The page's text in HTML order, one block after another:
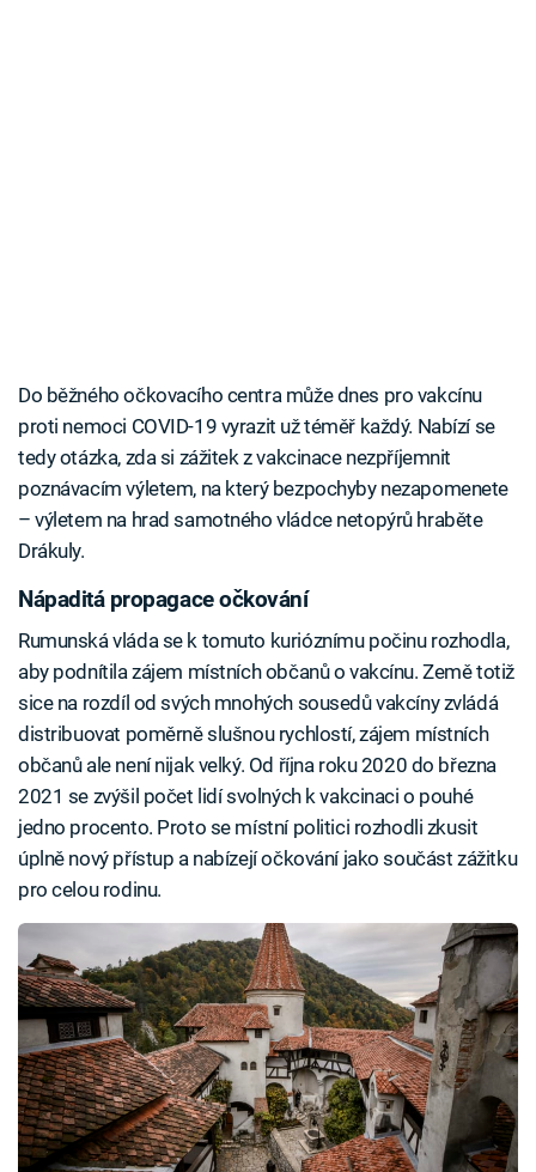
Do běžného očkovacího centra může dnes pro vakcínu
proti nemoci COVID-19 vyrazit už téměř každý. Nabízí se
tedy otázka, zda si zážitek z vakcinace nezpříjemnit
poznávacím výletem, na který bezpochyby nezapomenete
– výletem na hrad samotného vládce netopýrů hraběte
Drákuly.
Nápaditá propagace očkování
Rumunská vláda se k tomuto kurióznímu počinu rozhodla,
aby podnítila zájem místních občanů o vakcínu. Země totiž
sice na rozdíl od svých mnohých sousedů vakcíny zvládá
distribuovat poměrně slušnou rychlostí, zájem místních
občanů ale není nijak velký. Od října roku 2020 do března
2021 se zvýšil počet lidí svolných k vakcinaci o pouhé
jedno procento. Proto se místní politici rozhodli zkusit
úplně nový přístup a nabízejí očkování jako součást zážitku
pro celou rodinu.